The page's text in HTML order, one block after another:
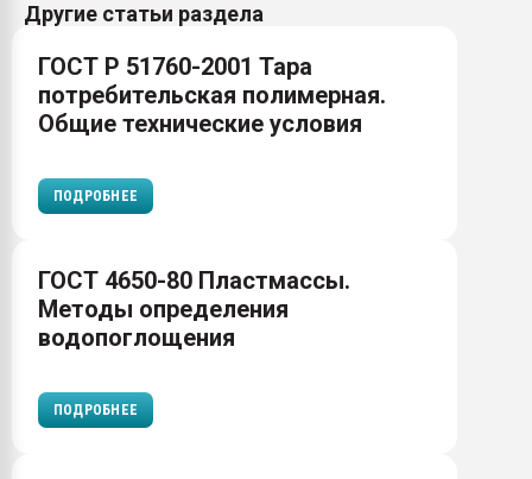
Другие статьи раздела
ГОСТ Р 51760-2001 Тара
потребительская полимерная.
Общие технические условия
ПОДРОБНЕЕ
ГОСТ 4650-80 Пластмассы.
Методы определения
водопоглощения
ПОДРОБНЕЕ